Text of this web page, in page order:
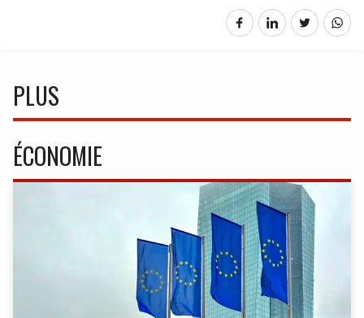
PLUS
ÉCONOMIE